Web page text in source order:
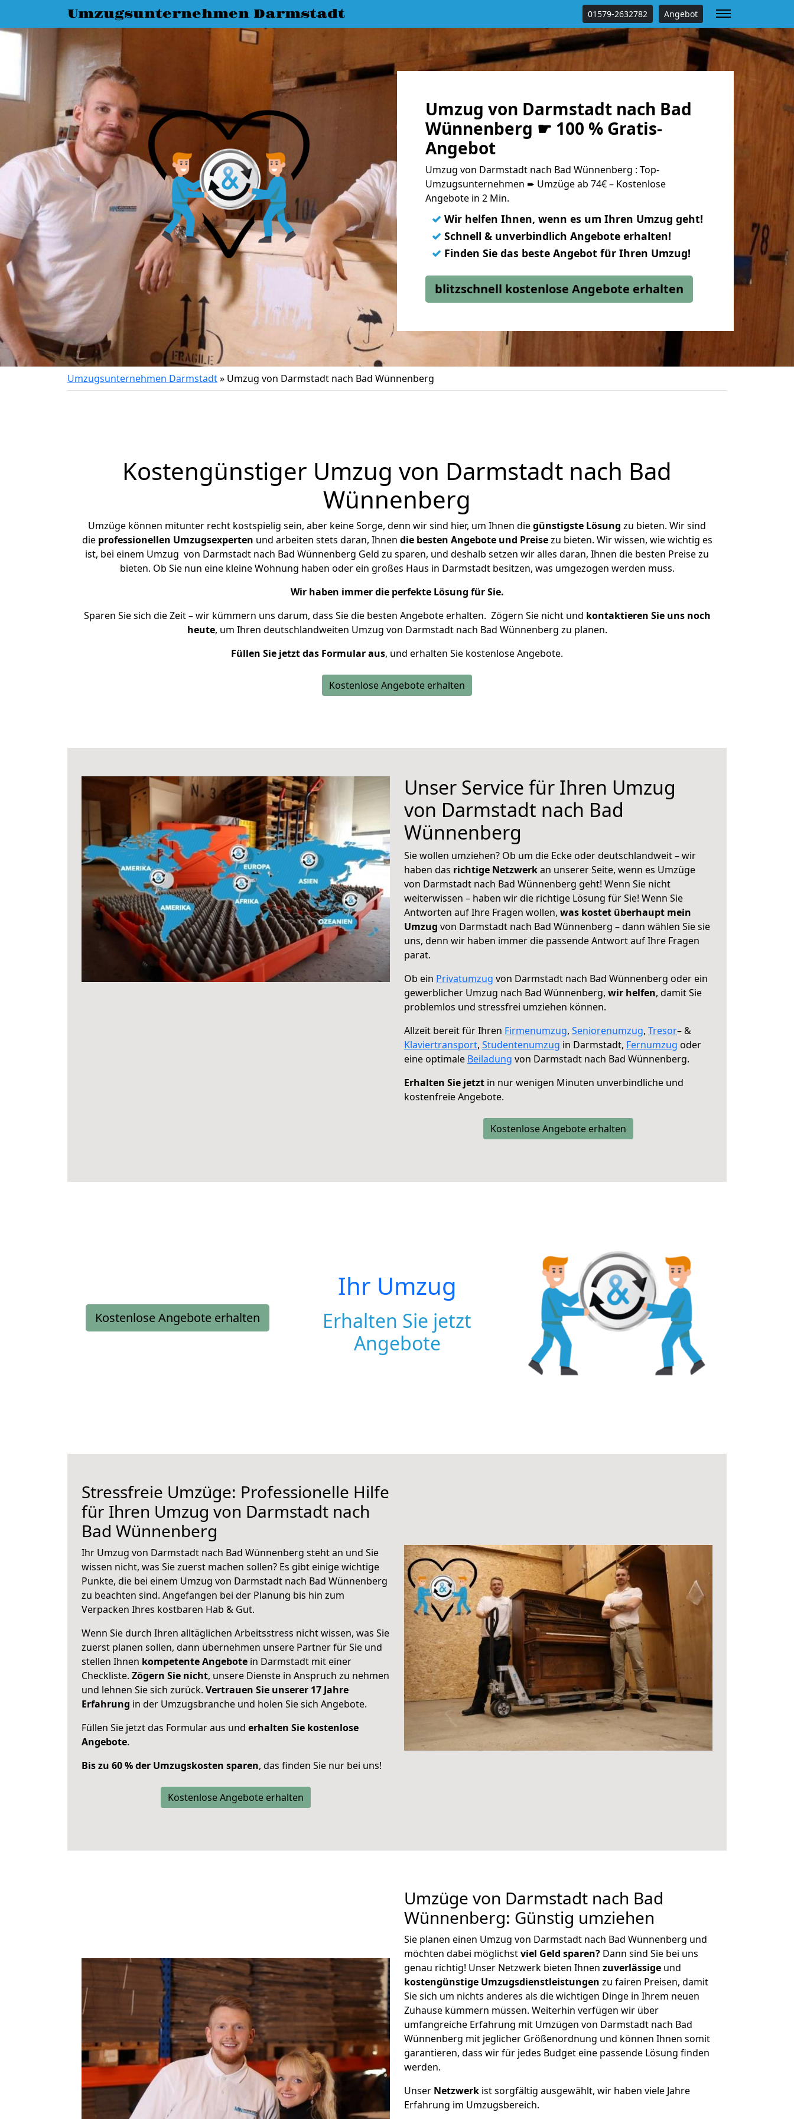
Umzugsunternehmen Darmstadt 01579-2632782 Angebot
Umzug von Darmstadt nach Bad
Wünnenberg ☛ 100 % Gratis-
Angebot
Umzug von Darmstadt nach Bad Wünnenberg : Top-
Umzugsunternehmen ➨ Umzüge ab 74€ – Kostenlose
Angebote in 2 Min.
✓ Wir helfen Ihnen, wenn es um Ihren Umzug geht!
✓ Schnell & unverbindlich Angebote erhalten!
✓ Finden Sie das beste Angebot für Ihren Umzug!
blitzschnell kostenlose Angebote erhalten
Umzugsunternehmen Darmstadt» Umzug von Darmstadt nach Bad Wünnenberg
Kostengünstiger Umzug von Darmstadt nach Bad
Wünnenberg
Umzüge können mitunter recht kostspielig sein, aber keine Sorge, denn wir sind hier, um Ihnen diegünstigste Lösung zu bieten. Wir sind
die professionellen Umzugsexperten und arbeiten stets daran, Ihnen die besten Angebote und Preisezu bieten. Wir wissen, wie wichtig es
ist, bei einem Umzug von Darmstadt nach Bad Wünnenberg Geld zu sparen, und deshalb setzen wir alles daran, Ihnen die besten Preise zu
bieten. Ob Sie nun eine kleine Wohnung haben oder ein großes Haus in Darmstadt besitzen, was umgezogen werden muss.
Wir haben immer die perfekte Lösung für Sie.
Sparen Sie sich die Zeit – wir kümmern uns darum, dass Sie die besten Angebote erhalten. Zögern Sie nicht und kontaktieren Sie uns noch
heute, um Ihren deutschlandweiten Umzug von Darmstadt nach Bad Wünnenberg zu planen.
Füllen Sie jetzt das Formular aus, und erhalten Sie kostenlose Angebote.
Kostenlose Angebote erhalten
Unser Service für Ihren Umzug
von Darmstadt nach Bad
Wünnenberg
Sie wollen umziehen? Ob um die Ecke oder deutschlandweit – wir
haben das richtige Netzwerkan unserer Seite, wenn es Umzüge
von Darmstadt nach Bad Wünnenberg geht! Wenn Sie nicht
weiterwissen – haben wir die richtige Lösung für Sie! Wenn Sie
Antworten auf Ihre Fragen wollen, was kostet überhaupt mein
Umzug von Darmstadt nach Bad Wünnenberg – dann wählen Sie sie
uns, denn wir haben immer die passende Antwort auf Ihre Fragen
parat.
Ob ein Privatumzug von Darmstadt nach Bad Wünnenberg oder ein
gewerblicher Umzug nach Bad Wünnenberg, wir helfen, damit Sie
problemlos und stressfrei umziehen können.
Allzeit bereit für Ihren Firmenumzug, Seniorenumzug, Tresor– &
Klaviertransport, Studentenumzug in Darmstadt, Fernumzug oder
eine optimale Beiladung von Darmstadt nach Bad Wünnenberg.
Erhalten Sie jetzt in nur wenigen Minuten unverbindliche und
kostenfreie Angebote.
Kostenlose Angebote erhalten
Kostenlose Angebote erhalten
Ihr Umzug
Erhalten Sie jetzt
Angebote
Stressfreie Umzüge: Professionelle Hilfe
für Ihren Umzug von Darmstadt nach
Bad Wünnenberg
Ihr Umzug von Darmstadt nach Bad Wünnenberg steht an und Sie
wissen nicht, was Sie zuerst machen sollen? Es gibt einige wichtige
Punkte, die bei einem Umzug von Darmstadt nach Bad Wünnenberg
zu beachten sind. Angefangen bei der Planung bis hin zum
Verpacken Ihres kostbaren Hab & Gut.
Wenn Sie durch Ihren alltäglichen Arbeitsstress nicht wissen, was Sie
zuerst planen sollen, dann übernehmen unsere Partner für Sie und
stellen Ihnen kompetente Angebote in Darmstadt mit einer
Checkliste. Zögern Sie nicht, unsere Dienste in Anspruch zu nehmen
und lehnen Sie sich zurück. Vertrauen Sie unserer 17 Jahre
Erfahrung in der Umzugsbranche und holen Sie sich Angebote.
Füllen Sie jetzt das Formular aus und erhalten Sie kostenlose
Angebote.
Bis zu 60 % der Umzugskosten sparen, das finden Sie nur bei uns!
Kostenlose Angebote erhalten
Umzüge von Darmstadt nach Bad
Wünnenberg: Günstig umziehen
Sie planen einen Umzug von Darmstadt nach Bad Wünnenberg und
möchten dabei möglichstviel Geld sparen? Dann sind Sie bei uns
genau richtig! Unser Netzwerk bieten Ihnen zuverlässige und
kostengünstige Umzugsdienstleistungen zu fairen Preisen, damit
Sie sich um nichts anderes als die wichtigen Dinge in Ihrem neuen
Zuhause kümmern müssen. Weiterhin verfügen wir über
umfangreiche Erfahrung mit Umzügen von Darmstadt nach Bad
Wünnenberg mit jeglicher Größenordnung und können Ihnen somit
garantieren, dass wir für jedes Budget eine passende Lösung finden
werden.
Unser Netzwerk ist sorgfältig ausgewählt, wir haben viele Jahre
Erfahrung im Umzugsbereich.